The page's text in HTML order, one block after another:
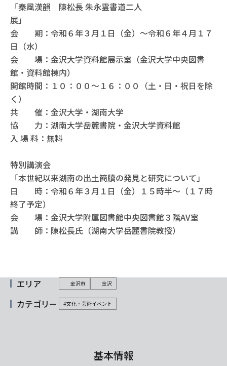
「秦風漢韻 陳松長 朱永霊書道二人
展」
会 期：令和６年３月１日（金）～令和６年４月１７
日（水）
会 場：金沢大学資料館展示室（金沢大学中央図書
館・資料館棟内）
開館時間：１０：００～１６：００（土・日・祝日を除
く）
共 催：金沢大学・湖南大学
協 力：湖南大学岳麓書院・金沢大学資料館
入 場 料：無料
特別講演会
「本世紀以来湖南の出土簡牘の発見と研究について」
日 時：令和６年３月１日（金）１５時半～（１７時
終了予定）
会 場：金沢大学附属図書館中央図書館３階AV室
講 師：陳松長氏（湖南大学岳麓書院教授）
エリア 金沢市 金沢
カテゴリー #文化・芸術イベント
基本情報